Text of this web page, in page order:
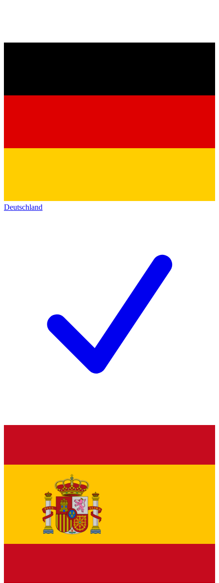
Deutschland